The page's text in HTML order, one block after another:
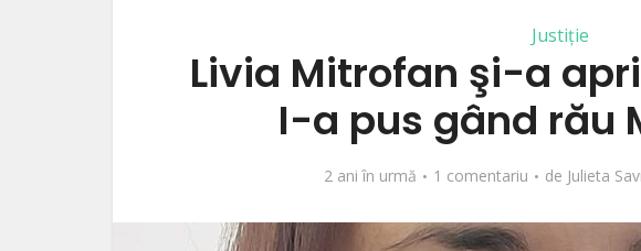
Justiție
Livia Mitrofan şi-a
I-a pus gând rău
2 ani în urmă 1 comentariu de Julieta